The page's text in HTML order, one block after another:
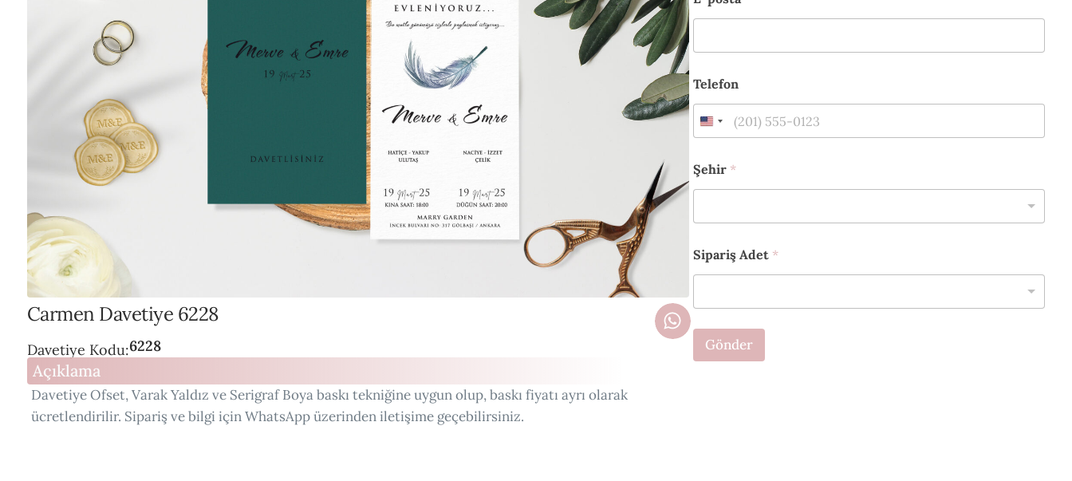
POLEN DAVETİYE
ŞEFFAF DAVETİYELER
VARAK YALDIZ BASKILI DAVETİYELER
Carmen Davetiye 6228
Davetiye Kodu:6228
Açıklama
Davetiye Ofset, Varak Yaldız ve Serigraf Boya baskı tekniğine uygun olup, baskı fiyatı ayrı olarak
ücretlendirilir. Sipariş ve bilgi için WhatsApp üzerinden iletişime geçebilirsiniz.
Telefon
Şehir *
Sipariş Adet *
Gönder